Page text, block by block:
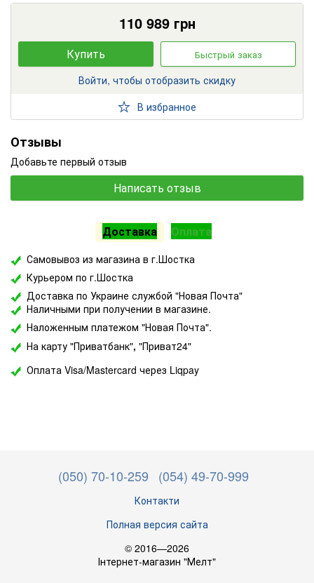
110 989грн
Купить Быстрый заказ
Войти, чтобы отобразить скидку
В избранное
Отзывы
Добавьте первый отзыв
Написать отзыв
Доставка Оплата
Самовывоз из магазина в г.Шостка
Курьером по г.Шостка
Доставка по Украине службой "Новая Почта"
Наличными при получении в магазине.
Наложенным платежом "Новая Почта".
На карту "Приватбанк", "Приват24"
Оплата Visa/Mastercard через Liqpay
(050) 70-10-259 (054) 49-70-999
Контакти
Полная версия сайта
© 2016—2026
Інтернет-магазин "Мелт"